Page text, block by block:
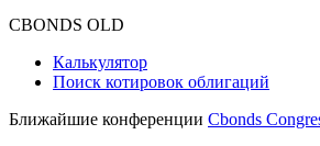
CBONDS OLD
Калькулятор
Поиск котировок облигаций
Ближайшие конференции Cbonds